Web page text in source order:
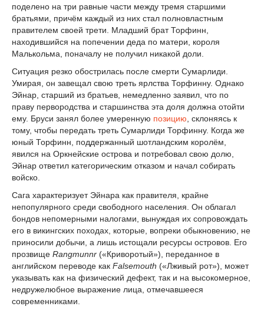
поделено на три равные части между тремя старшими
братьями, причём каждый из них стал полновластным
правителем своей трети. Младший брат Торфинн,
находившийся на попечении деда по матери, короля
Малькольма, поначалу не получил никакой доли.
Ситуация резко обострилась после смерти Сумарлиди.
Умирая, он завещал свою треть ярлства Торфинну. Однако
Эйнар, старший из братьев, немедленно заявил, что по
праву первородства и старшинства эта доля должна отойти
ему. Бруси занял более умеренную позицию , склоняясь к
тому, чтобы передать треть Сумарлиди Торфинну. Когда же
юный Торфинн, поддержанный шотландским королём,
явился на Оркнейские острова и потребовал свою долю,
Эйнар ответил категорическим отказом и начал собирать
войско.
Сага характеризует Эйнара как правителя, крайне
непопулярного среди свободного населения. Он облагал
бондов непомерными налогами, вынуждая их сопровождать
его в викингских походах, которые, вопреки обыкновению, не
приносили добычи, а лишь истощали ресурсы островов. Его
прозвище Rangmunnr («Криворотый»), переданное в
английском переводе как Falsemouth («Лживый рот»), может
указывать как на физический дефект, так и на высокомерное,
недружелюбное выражение лица, отмечавшееся
современниками.